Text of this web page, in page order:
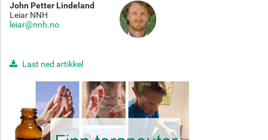
John Petter Lindeland
Leiar NNH
leiar@nnh.no
Last ned artikkel